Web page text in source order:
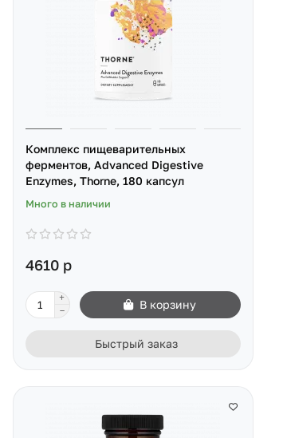
Комплекс пищеварительных
ферментов, Advanced Digestive
Enzymes, Thorne, 180 капсул
Много в наличии
4610 р
В корзину
Быстрый заказ